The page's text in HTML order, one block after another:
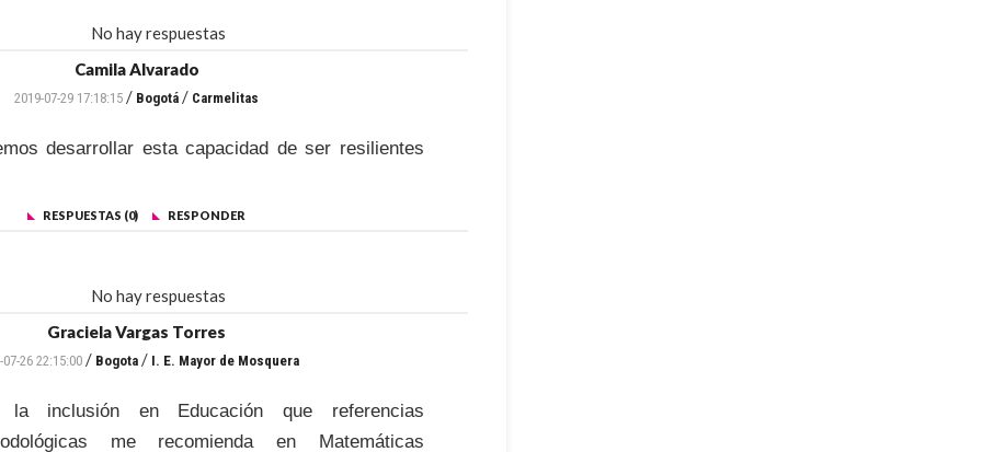
No hay respuestas
Camila Alvarado
2019-07-29 17:18:15 / Bogotá / Carmelitas
desarrollar esta capacidad de ser resilientes
RESPUESTAS (0) RESPONDER
No hay respuestas
Graciela Vargas Torres
07-26 22:15:00 / Bogota / I. E. Mayor de Mosquera
la inclusión en Educación que referencias
me recomienda en Matemáticas